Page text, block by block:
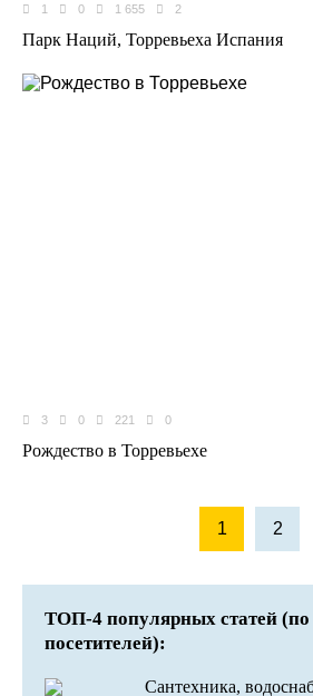
1 0 1 655 2
Парк Наций, Торревьеха Испания
3 0 221 0
Рождество в Торревьехе
1 2
ТОП-4 популярных статей
посетителей):
Сантехника,